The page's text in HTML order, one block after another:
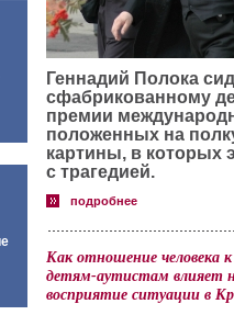
Геннадий Полока
сфабрикованному
премии
положенных на
картины, в которых
с трагедией.
подробнее
Как отношение человека к
детям-аутистам влияет
восприятие ситуации в